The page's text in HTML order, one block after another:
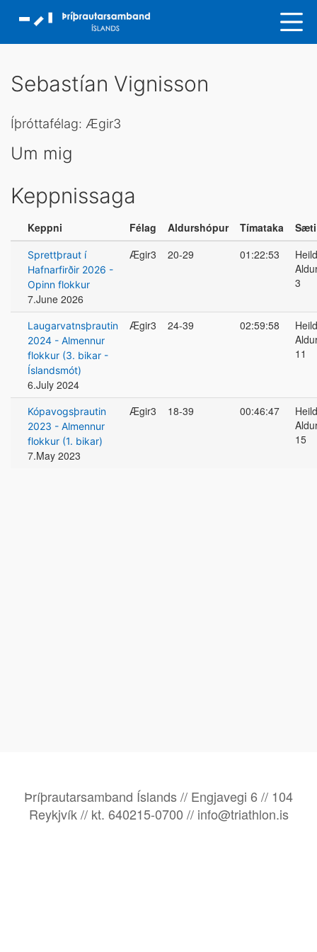
Sebastían Vignisson
Íþróttafélag: Ægir3
Um mig
Keppnissaga
Keppni Félag Aldurshópur Tímataka Sæti
Sprettþraut í
Hafnarfirðir 2026 -
Opinn flokkur
7.June 2026
Ægir3 20-29 01:22:53
3
Laugarvatnsþrautin
2024 - Almennur
flokkur (3. bikar -
Íslandsmót)
6.July 2024
Ægir3 24-39 02:59:58
11
Kópavogsþrautin
2023 - Almennur
flokkur (1. bikar)
7.May 2023
Ægir3 18-39 00:46:47
15
Þríþrautarsamband Íslands // Engjavegi 6 // 104
Reykjvík // kt. 640215-0700 // info@triathlon.is